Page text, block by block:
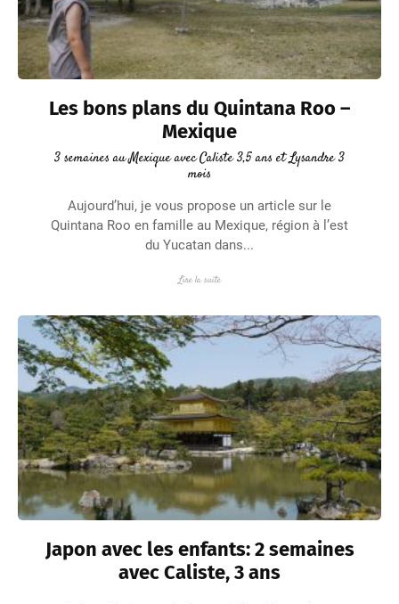
Les bons plans du Quintana Roo –
Mexique
3 semaines au Mexique avec Caliste 3,5 ans et Lysandre 3
mois
Aujourd’hui, je vous propose un article sur le
Quintana Roo en famille au Mexique, région à l’est
du Yucatan dans...
Lire la suite
Japon avec les enfants: 2 semaines
avec Caliste, 3 ans